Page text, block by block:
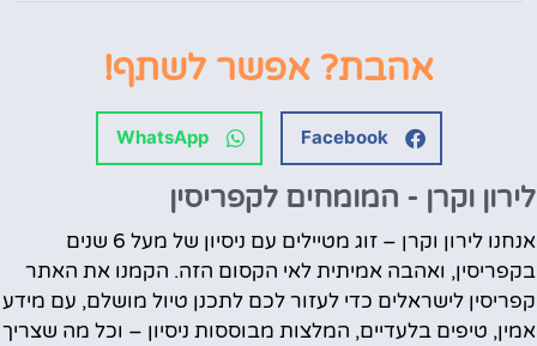
אהבת? אפשר לשתף!
Facebook
WhatsApp
לירון וקרן - המומחים לקפריסין
אנחנו לירון וקרן – זוג מטיילים עם ניסיון של מעל 6 שנים
בקפריסין, ואהבה אמיתית לאי הקסום הזה. הקמנו את האתר
קפריסין לישראלים כדי לעזור לכם לתכנן טיול מושלם, עם מידע
אמין, טיפים בלעדיים, המלצות מבוססות ניסיון – וכל מה שצריך